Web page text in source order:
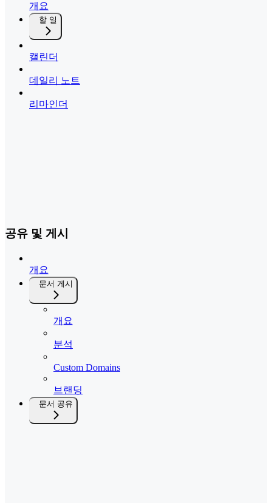
개요
할 일
캘린더
데일리 노트
리마인더
공유 및 게시
개요
문서 게시
개요
분석
Custom Domains
브랜딩
문서 공유